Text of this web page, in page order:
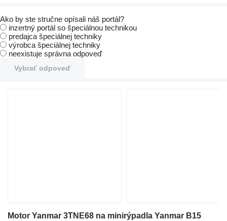
Ako by ste stručne opísali náš portál?
inzertný portál so špeciálnou technikou
predajca špeciálnej techniky
výrobca špeciálnej techniky
neexistuje správna odpoveď
Vybrať odpoveď
Motor Yanmar 3TNE68 na minirýpadla Yanmar B15